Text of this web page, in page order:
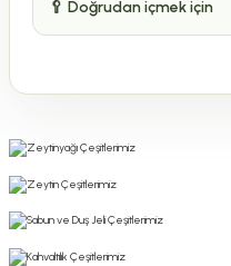
🥄 Doğrudan içmek için